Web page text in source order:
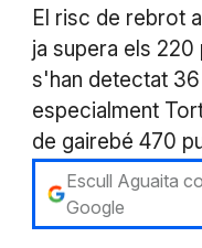
El risc de rebrot
ja supera els
s'han detectat
especialment
de gairebé 470
Escull Aguaita
Google